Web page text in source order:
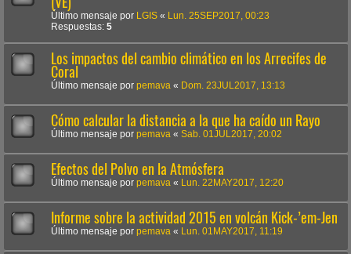
Último mensaje por LGIS «
Lun. 25SEP2017, 00:23
Respuestas: 5
Los impactos del cambio climático en los Arrecifes de
Coral
Último mensaje por pemava « Dom. 23JUL2017, 13:13
Cómo calcular la distancia a la que ha caído un Rayo
Último mensaje por pemava « Sab. 01JUL2017, 20:02
Efectos del Polvo en la Atmósfera
Último mensaje por pemava « Lun. 22MAY2017, 12:20
Informe sobre la actividad 2015 en volcán Kick-’em-Jen
Último mensaje por pemava « Lun. 01MAY2017, 11:19